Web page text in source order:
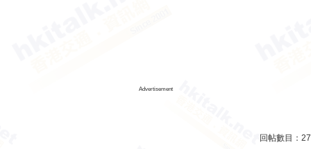
Advertisement
回帖數目： 27